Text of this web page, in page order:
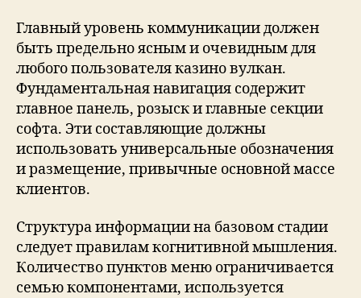
Главный уровень коммуникации должен
быть предельно ясным и очевидным для
любого пользователя казино вулкан.
Фундаментальная навигация содержит
главное панель, розыск и главные секции
софта. Эти составляющие должны
использовать универсальные обозначения
и размещение, привычные основной массе
клиентов.
Структура информации на базовом стадии
следует правилам когнитивной мышления.
Количество пунктов меню ограничивается
семью компонентами, используется